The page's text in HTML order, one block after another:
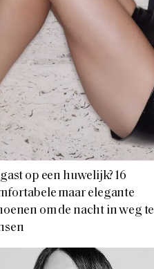
op een huwelijk? 16
maar elegante
om de nacht in weg te